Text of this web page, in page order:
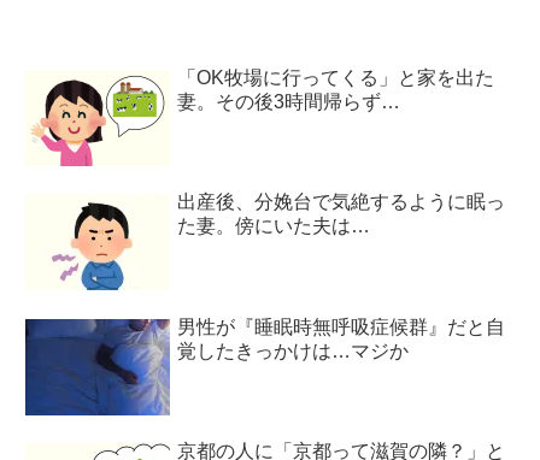
「OK牧場に行ってくる」と家を出た
妻。その後3時間帰らず…
出産後、分娩台で気絶するように眠っ
た妻。傍にいた夫は…
男性が『睡眠時無呼吸症候群』だと自
覚したきっかけは…マジか
京都の人に「京都って滋賀の隣？」と